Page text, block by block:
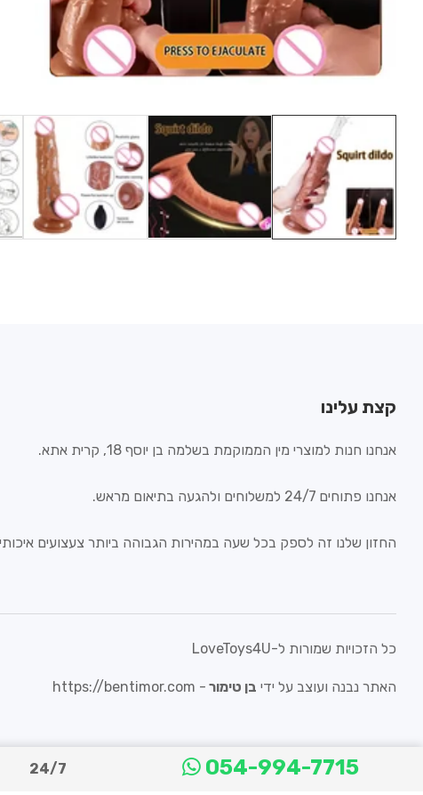
054-994-7715
24/7
קצת עלינו
אנחנו חנות למוצרי מין הממוקמת בשלמה בן יוסף 18, קרית אתא.
אנחנו פתוחים 24/7 למשלוחים ולהגעה בתיאום מראש.
החזון שלנו זה לספק בכל שעה במהירות הגבוהה ביותר צעצועים
כל הזכויות שמורות ל-LoveToys4U
האתר נבנה ועוצב על ידי בן טימור -
https://bentimor.com